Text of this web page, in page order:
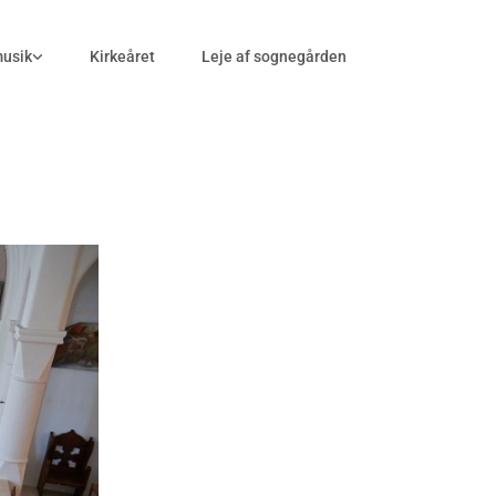
Kirkeåret Leje af sognegården